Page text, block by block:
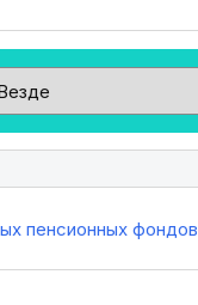
пенсионных фондов